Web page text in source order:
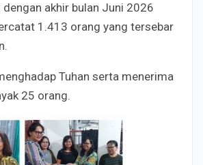
dengan akhir bulan Juni 2026
1.413 orang yang tersebar
Tuhan serta menerima
25 orang.